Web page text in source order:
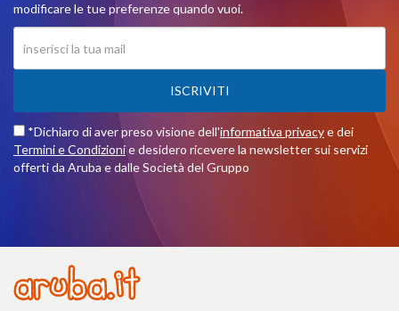
modificare le tue preferenze quando vuoi.
ISCRIVITI
*Dichiaro di aver preso visione dell'informativa privacye dei
Termini e Condizionie desidero ricevere la newsletter sui servizi
offerti da Aruba e dalle Società del Gruppo